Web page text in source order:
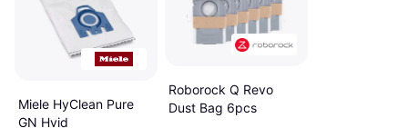
Miele HyClean Pure
GN Hvid
Roborock Q Revo
Dust Bag 6pcs